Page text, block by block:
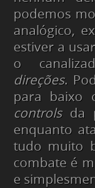
podemos
analógico,
estiver a
o
direções.
para baixo
controlsda
enquanto
tudo muito
combate é
e